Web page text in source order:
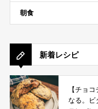
朝食
新着レシピ
【チョ
なる。ビ